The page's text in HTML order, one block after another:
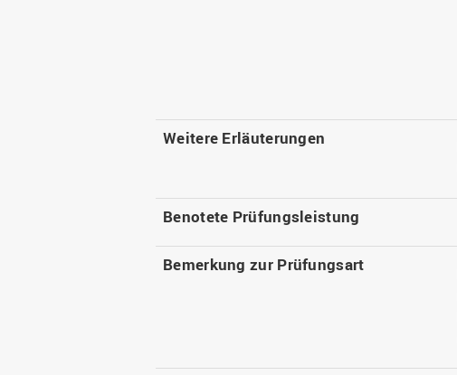
Weitere Erläuterungen
Benotete Prüfungsleistung
Bemerkung zur Prüfungsart